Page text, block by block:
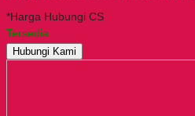
*Harga Hubungi CS
Tersedia
Hubungi Kami